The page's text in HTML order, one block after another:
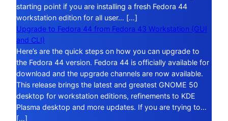
starting point if you are installing a fresh Fedora 44
workstation edition for all user… […]
Upgrade to Fedora 44 from Fedora 43 Workstation (GUI
and CLI)
Here’s are the quick steps on how you can upgrade to
the Fedora 44 version. Fedora 44 is officially available for
download and the upgrade channels are now available.
This release brings the latest and greatest GNOME 50
desktop for workstation editions, refinements to KDE
Plasma desktop and more updates. If you are trying to…
[…]